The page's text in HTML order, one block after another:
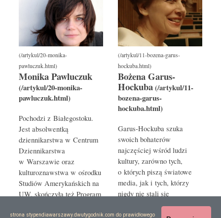
Monika Pawluczuk
Pochodzi z Białegostoku.
Jest absolwentką
dziennikarstwa w Centrum
Dziennikarstwa
w Warszawie oraz
kulturoznawstwa w ośrodku
Studiów Amerykańskich na
UW, skończyła też Program
Bożena Garus-
Hockuba
Garus-Hockuba szuka
swoich bohaterów
najczęściej wśród ludzi
kultury, zarówno tych,
o których piszą światowe
media, jak i tych, którzy
nigdy nie stali się
bohaterami zbiorowej
wyobraźni…
strona stypendiawarszawy.dwutygodnik.com do prawidłowego